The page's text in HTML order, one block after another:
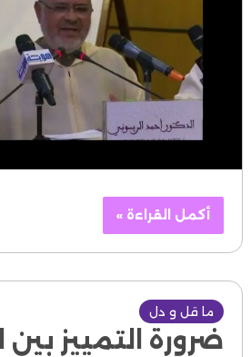
أكمل القراءة »
ما قل و دل
ضرورة التمييز بين